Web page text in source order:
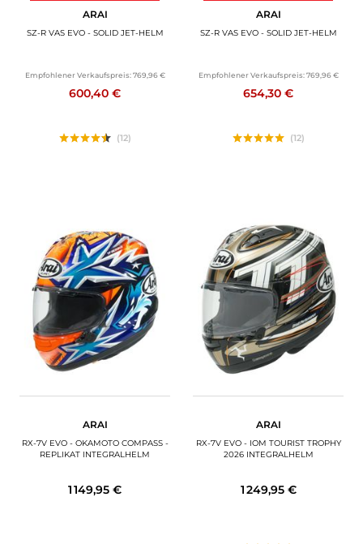
KONTAKTIEREN SIE UNS
ARAI
SZ-R VAS EVO - SOLID JET-HELM
Empfohlener Verkaufspreis: 769,96 €
600,40 €
(12)
ARAI
SZ-R VAS EVO - SOLID JET-HELM
Empfohlener Verkaufspreis: 769,96 €
654,30 €
(12)
ARAI
RX-7V EVO - OKAMOTO COMPASS -
REPLIKAT INTEGRALHELM
1 149,95 €
ARAI
RX-7V EVO - IOM TOURIST TROPHY
2026 INTEGRALHELM
1 249,95 €